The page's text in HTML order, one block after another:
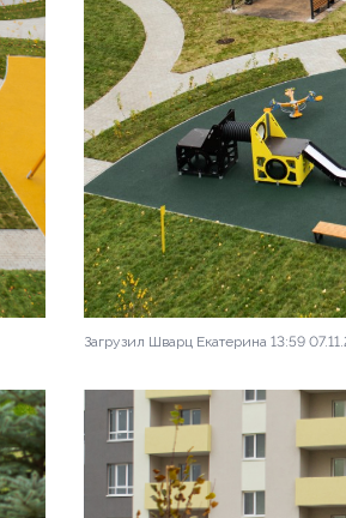
Загрузил Шварц Екатерина 13:59